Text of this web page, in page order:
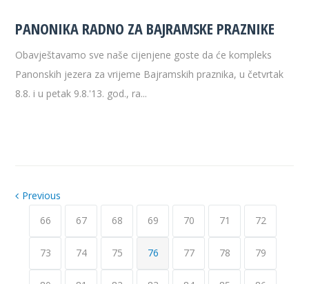
PANONIKA RADNO ZA BAJRAMSKE PRAZNIKE
Obavještavamo sve naše cijenjene goste da će kompleks
Panonskih jezera za vrijeme Bajramskih praznika, u četvrtak
8.8. i u petak 9.8.'13. god., ra...
Previous
66
67 68 69 70 71 72
73 74 75 76 77 78 79